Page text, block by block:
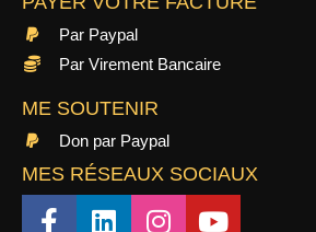
Par Paypal
Par Virement Bancaire
ME SOUTENIR
Don par Paypal
MES RÉSEAUX SOCIAUX